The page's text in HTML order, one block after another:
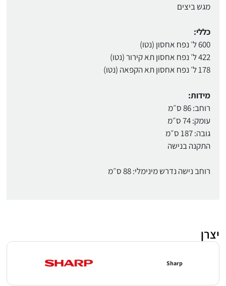
מגש ביצים
כללי:
600 ל׳ נפח אחסון (נטו)
422 ל׳ נפח אחסון תא קירור (נטו)
178 ל׳ נפח אחסון תא הקפאה (נטו)
מידות:
רוחב: 86 ס״מ
עומק: 74 ס״מ
גובה: 187 ס״מ
התקנה בנישה
רוחב נישה נדרש מינימלי: 88 ס״מ
יצרן
Sharp